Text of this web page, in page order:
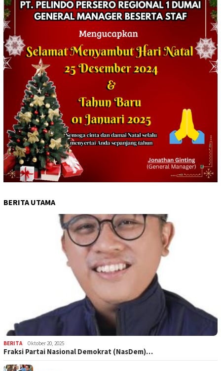
BERITA UTAMA
BERITA Oktober 20, 2025
Fraksi Partai Nasional Demokrat (NasDem)…